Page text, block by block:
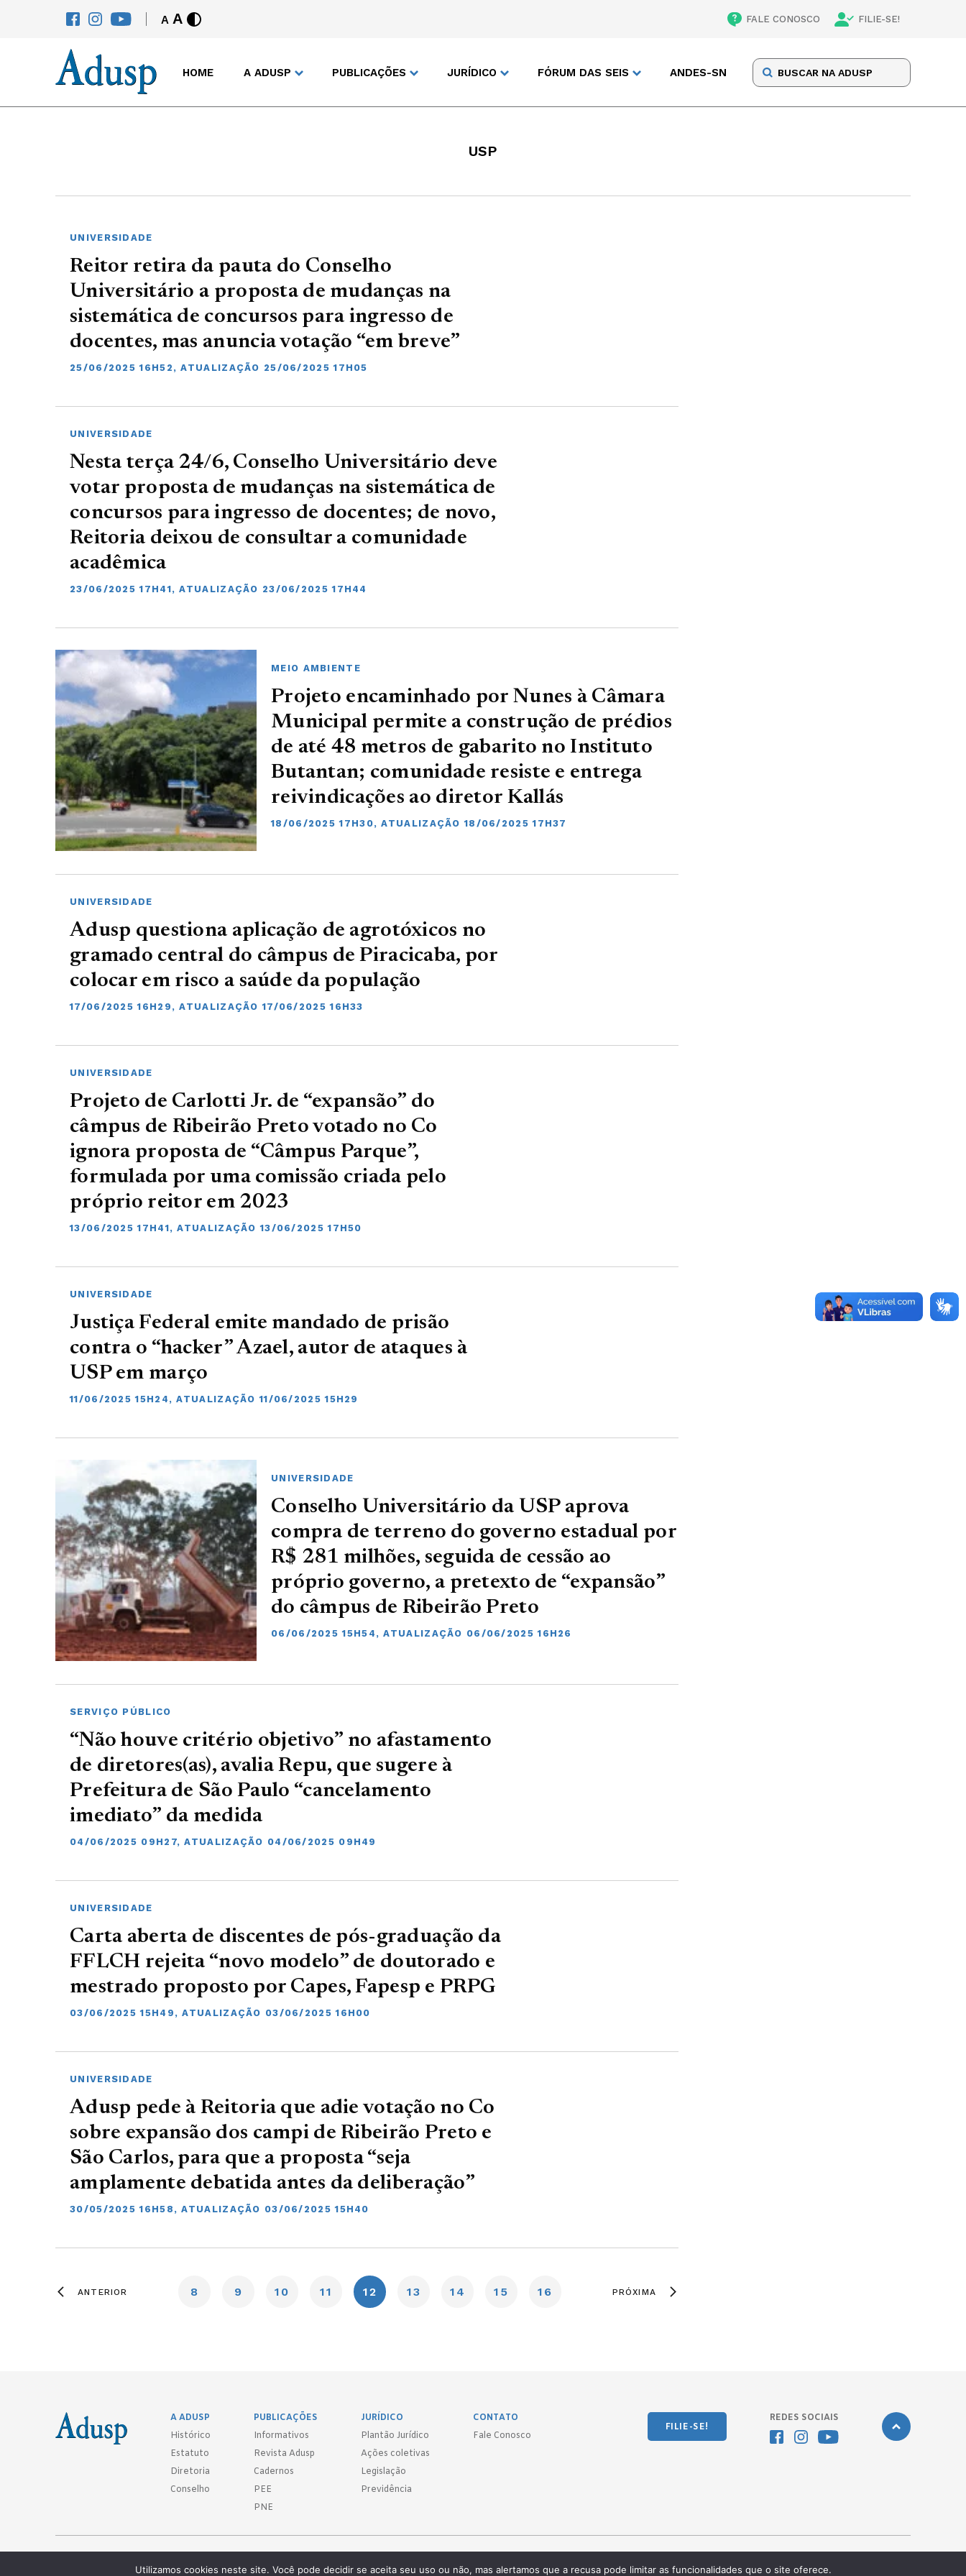
A A FALE CONOSCO FILIE-SE!
HOME A ADUSP PUBLICAÇÕES JURÍDICO FÓRUM DAS SEIS ANDES-SN
USP
UNIVERSIDADE
Reitor retira da pauta do Conselho
Universitário a proposta de mudanças na
sistemática de concursos para ingresso de
docentes, mas anuncia votação “em breve”
25/06/2025 16H52, ATUALIZAÇÃO 25/06/2025 17H05
UNIVERSIDADE
Nesta terça 24/6, Conselho Universitário deve
votar proposta de mudanças na sistemática de
concursos para ingresso de docentes; de novo,
Reitoria deixou de consultar a comunidade
acadêmica
23/06/2025 17H41, ATUALIZAÇÃO 23/06/2025 17H44
MEIO AMBIENTE
Projeto encaminhado por Nunes à Câmara
Municipal permite a construção de prédios
de até 48 metros de gabarito no Instituto
Butantan; comunidade resiste e entrega
reivindicações ao diretor Kallás
18/06/2025 17H30, ATUALIZAÇÃO 18/06/2025 17H37
UNIVERSIDADE
Adusp questiona aplicação de agrotóxicos no
gramado central do câmpus de Piracicaba, por
colocar em risco a saúde da população
17/06/2025 16H29, ATUALIZAÇÃO 17/06/2025 16H33
UNIVERSIDADE
Projeto de Carlotti Jr. de “expansão” do
câmpus de Ribeirão Preto votado no Co
ignora proposta de “Câmpus Parque”,
formulada por uma comissão criada pelo
próprio reitor em 2023
13/06/2025 17H41, ATUALIZAÇÃO 13/06/2025 17H50
UNIVERSIDADE
Justiça Federal emite mandado de prisão
contra o “hacker” Azael, autor de ataques à
USP em março
11/06/2025 15H24, ATUALIZAÇÃO 11/06/2025 15H29
UNIVERSIDADE
Conselho Universitário da USP aprova
compra de terreno do governo estadual por
R$ 281 milhões, seguida de cessão ao
próprio governo, a pretexto de “expansão”
do câmpus de Ribeirão Preto
06/06/2025 15H54, ATUALIZAÇÃO 06/06/2025 16H26
SERVIÇO PÚBLICO
“Não houve critério objetivo” no afastamento
de diretores(as), avalia Repu, que sugere à
Prefeitura de São Paulo “cancelamento
imediato” da medida
04/06/2025 09H27, ATUALIZAÇÃO 04/06/2025 09H49
UNIVERSIDADE
Carta aberta de discentes de pós-graduação da
FFLCH rejeita “novo modelo” de doutorado e
mestrado proposto por Capes, Fapesp e PRPG
03/06/2025 15H49, ATUALIZAÇÃO 03/06/2025 16H00
UNIVERSIDADE
Adusp pede à Reitoria que adie votação no Co
sobre expansão dos campi de Ribeirão Preto e
São Carlos, para que a proposta “seja
amplamente debatida antes da deliberação”
30/05/2025 16H58, ATUALIZAÇÃO 03/06/2025 15H40
ANTERIOR 8 9 10 11 12 13 14 15 16 PRÓXIMA
A ADUSP
Histórico
Estatuto
Diretoria
Conselho
PUBLICAÇÕES
Informativos
Revista Adusp
Cadernos
PEE
PNE
JURÍDICO
Plantão Jurídico
Ações coletivas
Legislação
Previdência
CONTATO
Fale Conosco
FILIE-SE!
REDES SOCIAIS
Utilizamos cookies neste site. Você pode decidir se aceita seu uso ou não, mas alertamos que a recusa pode limitar as funcionalidades que o site oferece.